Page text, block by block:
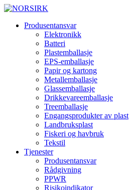
Produsentansvar
Elektronikk
Batteri
Plastemballasje
EPS-emballasje
Papir og kartong
Metallemballasje
Glassemballasje
Drikkevareemballasje
Treemballasje
Engangsprodukter av plast
Landbruksplast
Fiskeri og havbruk
Tekstil
Tjenester
Produsentansvar
Rådgivning
PPWR
Risikoindikator